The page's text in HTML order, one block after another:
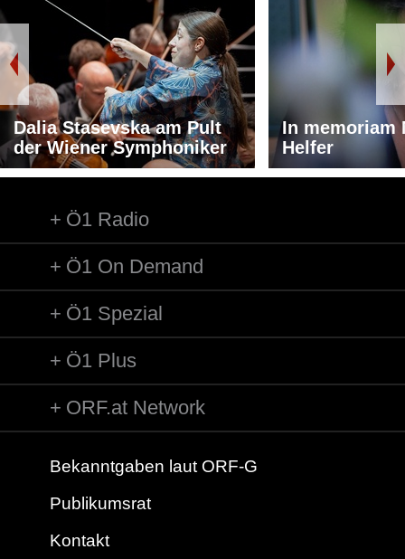
Dalia Stasevska am Pult
der Wiener Symphoniker
In memoriam
Helfer
Ö1 Radio
Ö1 On Demand
Ö1 Spezial
Ö1 Plus
ORF.at Network
Bekanntgaben laut ORF-G
Publikumsrat
Kontakt